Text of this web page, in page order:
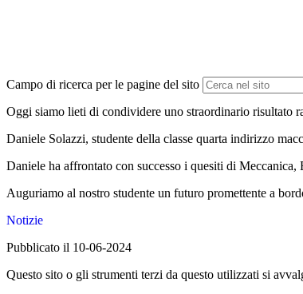
Campo di ricerca per le pagine del sito
Oggi siamo lieti di condividere uno straordinario risultato
Daniele Solazzi, studente della classe quarta indirizzo
Daniele ha affrontato con successo i quesiti di
Auguriamo al nostro studente un futuro promettente a
Notizie
Pubblicato il 10-06-2024
Questo sito o gli strumenti terzi da questo utilizzati si